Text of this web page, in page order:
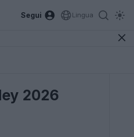
Segui Lingua
2026